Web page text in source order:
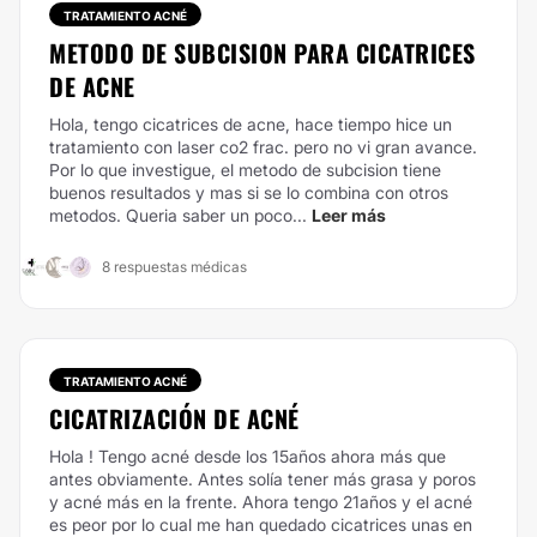
TRATAMIENTO ACNÉ
METODO DE SUBCISION PARA CICATRICES
DE ACNE
Hola, tengo cicatrices de acne, hace tiempo hice un
tratamiento con laser co2 frac. pero no vi gran avance.
Por lo que investigue, el metodo de subcision tiene
buenos resultados y mas si se lo combina con otros
metodos. Queria saber un poco... Leer más
8 respuestas médicas
TRATAMIENTO ACNÉ
CICATRIZACIÓN DE ACNÉ
Hola ! Tengo acné desde los 15años ahora más que
antes obviamente. Antes solía tener más grasa y poros
y acné más en la frente. Ahora tengo 21años y el acné
es peor por lo cual me han quedado cicatrices unas en